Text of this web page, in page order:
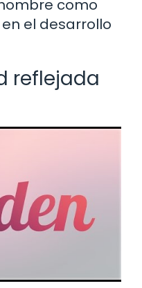
como
el desarrollo
reflejada